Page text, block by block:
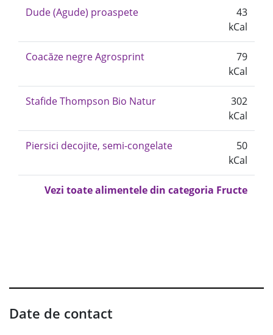
Dude (Agude) proaspete
43
kCal
Coacăze negre Agrosprint
79
kCal
Stafide Thompson Bio Natur
302
kCal
Piersici decojite, semi-congelate
50
kCal
Vezi toate alimentele din categoria Fructe
Date de contact